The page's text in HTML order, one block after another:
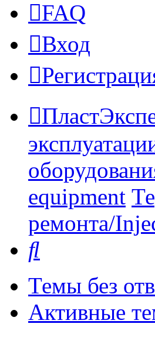
FAQ
Вход
equipment
ремонта/
Темы без
Активные